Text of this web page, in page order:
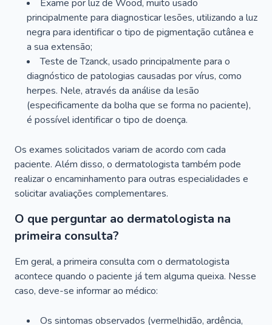
Exame por luz de Wood, muito usado
principalmente para diagnosticar lesões, utilizando a luz
negra para identificar o tipo de pigmentação cutânea e
a sua extensão;
Teste de Tzanck, usado principalmente para o
diagnóstico de patologias causadas por vírus, como
herpes. Nele, através da análise da lesão
(especificamente da bolha que se forma no paciente),
é possível identificar o tipo de doença.
Os exames solicitados variam de acordo com cada
paciente. Além disso, o dermatologista também pode
realizar o encaminhamento para outras especialidades e
solicitar avaliações complementares.
O que perguntar ao dermatologista na
primeira consulta?
Em geral, a primeira consulta com o dermatologista
acontece quando o paciente já tem alguma queixa. Nesse
caso, deve-se informar ao médico:
Os sintomas observados (vermelhidão, ardência,